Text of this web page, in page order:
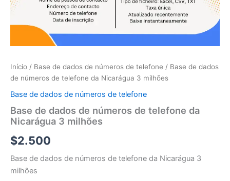
Início / Base de dados de números de telefone / Base de dados
de números de telefone da Nicarágua 3 milhões
Base de dados de números de telefone
Base de dados de números de telefone da
Nicarágua 3 milhões
$2.500
Base de dados de números de telefone da Nicarágua 3
milhões
telefone
Nicarágua
milhões